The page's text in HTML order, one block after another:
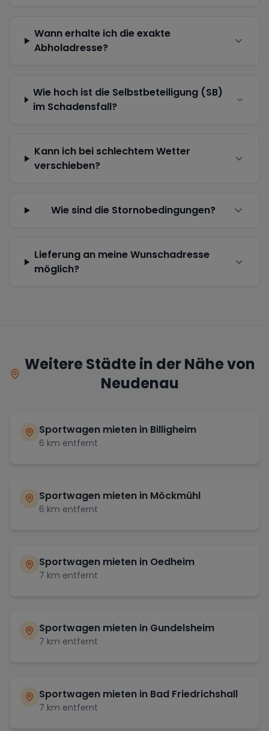
Wann erhalte ich die exakte
Abholadresse?
Wie hoch ist die Selbstbeteiligung (SB)
im Schadensfall?
Kann ich bei schlechtem Wetter
verschieben?
Wie sind die Stornobedingungen?
Lieferung an meine Wunschadresse
möglich?
Weitere Städte in der Nähe von
Neudenau
Sportwagen mieten in Billigheim
6 km entfernt
Sportwagen mieten in Möckmühl
6 km entfernt
Sportwagen mieten in Oedheim
7 km entfernt
Sportwagen mieten in Gundelsheim
7 km entfernt
Sportwagen mieten in Bad Friedrichshall
7 km entfernt